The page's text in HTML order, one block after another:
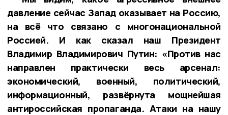
давление сейчас Запад оказывает на Россию,
на всё что связано с многонациональной
Россией. И как сказал наш Президент
Владимир Владимирович Путин: «Против нас
направлен практически весь арсенал:
экономический, военный, политический,
информационный, развёрнута мощнейшая
антироссийская пропаганда. Атаки на нашу